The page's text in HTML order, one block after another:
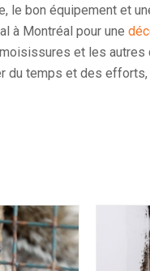
le bon équipement et
à Montréal pour une
et les autres
du temps et des